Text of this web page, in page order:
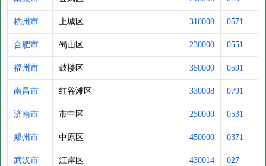
杭州市 上城区 310000 0571
合肥市 蜀山区 230000 0551
福州市 鼓楼区 350000 0591
南昌市 红谷滩区 330008 0791
济南市 市中区 250000 0531
郑州市 中原区 450000 0371
武汉市 江岸区 430014 027